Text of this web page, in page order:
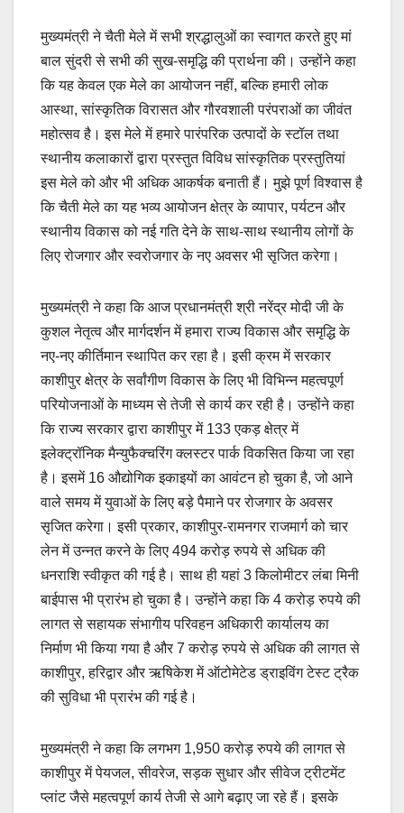
मुख्यमंत्री ने चैती मेले में सभी श्रद्धालुओं का स्वागत करते हुए मां
बाल सुंदरी से सभी की सुख-समृद्धि की प्रार्थना की। उन्होंने कहा
कि यह केवल एक मेले का आयोजन नहीं, बल्कि हमारी लोक
आस्था, सांस्कृतिक विरासत और गौरवशाली परंपराओं का जीवंत
महोत्सव है। इस मेले में हमारे पारंपरिक उत्पादों के स्टॉल तथा
स्थानीय कलाकारों द्वारा प्रस्तुत विविध सांस्कृतिक प्रस्तुतियां
इस मेले को और भी अधिक आकर्षक बनाती हैं। मुझे पूर्ण विश्वास है
कि चैती मेले का यह भव्य आयोजन क्षेत्र के व्यापार, पर्यटन और
स्थानीय विकास को नई गति देने के साथ-साथ स्थानीय लोगों के
लिए रोजगार और स्वरोजगार के नए अवसर भी सृजित करेगा।
मुख्यमंत्री ने कहा कि आज प्रधानमंत्री श्री नरेंद्र मोदी जी के
कुशल नेतृत्व और मार्गदर्शन में हमारा राज्य विकास और समृद्धि के
नए-नए कीर्तिमान स्थापित कर रहा है। इसी क्रम में सरकार
काशीपुर क्षेत्र के सर्वांगीण विकास के लिए भी विभिन्न महत्वपूर्ण
परियोजनाओं के माध्यम से तेजी से कार्य कर रही है। उन्होंने कहा
कि राज्य सरकार द्वारा काशीपुर में 133 एकड़ क्षेत्र में
इलेक्ट्रॉनिक मैन्युफैक्चरिंग क्लस्टर पार्क विकसित किया जा रहा
है। इसमें 16 औद्योगिक इकाइयों का आवंटन हो चुका है, जो आने
वाले समय में युवाओं के लिए बड़े पैमाने पर रोजगार के अवसर
सृजित करेगा। इसी प्रकार, काशीपुर-रामनगर राजमार्ग को चार
लेन में उन्नत करने के लिए 494 करोड़ रुपये से अधिक की
धनराशि स्वीकृत की गई है। साथ ही यहां 3 किलोमीटर लंबा मिनी
बाईपास भी प्रारंभ हो चुका है। उन्होंने कहा कि 4 करोड़ रुपये की
लागत से सहायक संभागीय परिवहन अधिकारी कार्यालय का
निर्माण भी किया गया है और 7 करोड़ रुपये से अधिक की लागत से
काशीपुर, हरिद्वार और ऋषिकेश में ऑटोमेटेड ड्राइविंग टेस्ट ट्रैक
की सुविधा भी प्रारंभ की गई है।
मुख्यमंत्री ने कहा कि लगभग 1,950 करोड़ रुपये की लागत से
काशीपुर में पेयजल, सीवरेज, सड़क सुधार और सीवेज ट्रीटमेंट
प्लांट जैसे महत्वपूर्ण कार्य तेजी से आगे बढ़ाए जा रहे हैं। इसके